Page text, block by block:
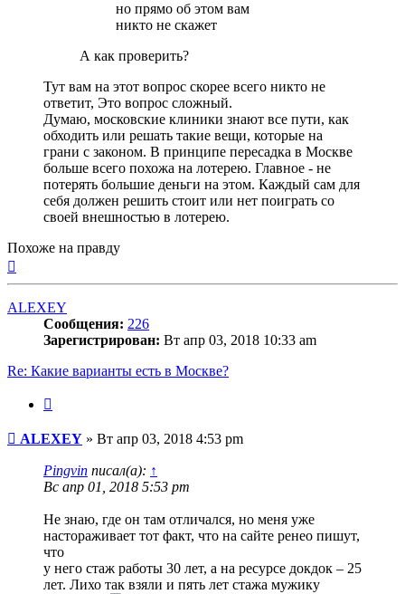
но прямо об этом вам
никто не скажет
А как проверить?
Тут вам на этот вопрос скорее всего никто не
ответит, Это вопрос сложный.
Думаю, московские клиники знают все пути, как
обходить или решать такие вещи, которые на
грани с законом. В принципе пересадка в Москве
больше всего похожа на лотерею. Главное - не
потерять большие деньги на этом. Каждый сам для
себя должен решить стоит или нет поиграть со
своей внешностью в лотерею.
Похоже на правду
ALEXEY
Сообщения: 226
Зарегистрирован: Вт апр 03, 2018 10:33 am
Re: Какие варианты есть в Москве?
Сообщение
ALEXEY » Вт апр 03, 2018 4:53 pm
Pingvin писал(а): ↑
Вс апр 01, 2018 5:53 pm
Не знаю, где он там отличался, но меня уже
настораживает тот факт, что на сайте ренео пишут,
что
у него стаж работы 30 лет, а на ресурсе докдок – 25
лет. Лихо так взяли и пять лет стажа мужику